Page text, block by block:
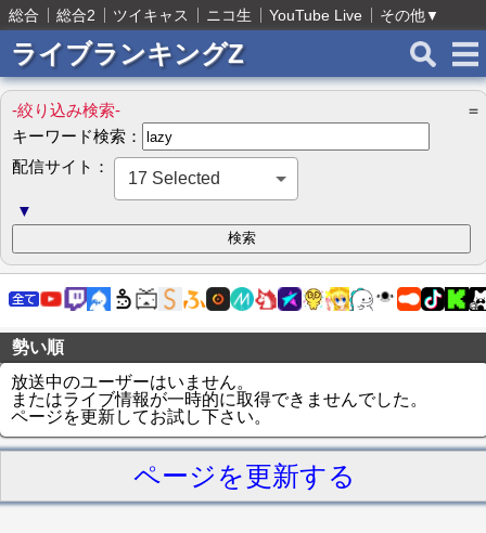
総合 総合2 ツイキャス ニコ生 YouTube Live その他▼
ライブランキングZ
-絞り込み検索-
＝
キーワード検索：
配信サイト：
17 Selected
▼
勢い順
放送中のユーザーはいません。
またはライブ情報が一時的に取得できませんでした。
ページを更新してお試し下さい。
ページを更新する